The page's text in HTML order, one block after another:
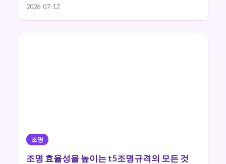
2026-07-12
조명
조명 효율성을 높이는 t5조명규격의 모든 것